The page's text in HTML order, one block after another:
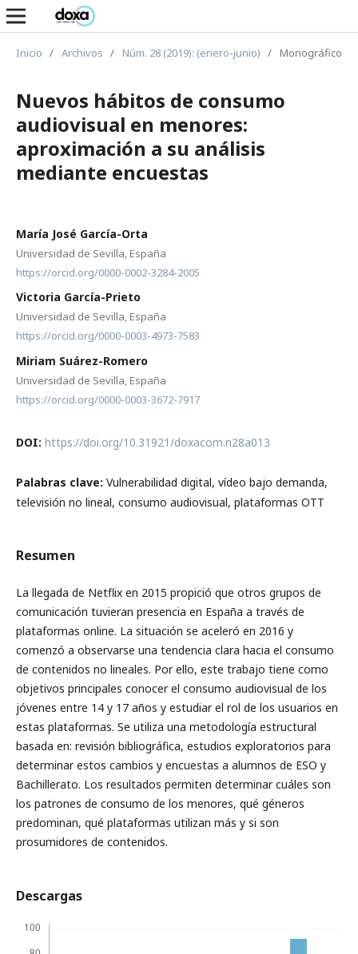
Inicio / Archivos / Núm. 28 (2019): (enero-junio) / Monográfico
Nuevos hábitos de consumo
audiovisual en menores:
aproximación a su análisis
mediante encuestas
María José García-Orta
Universidad de Sevilla, España
https://orcid.org/0000-0002-3284-2005
Victoria García-Prieto
Universidad de Sevilla, España
https://orcid.org/0000-0003-4973-7583
Miriam Suárez-Romero
Universidad de Sevilla, España
https://orcid.org/0000-0003-3672-7917
DOI: https://doi.org/10.31921/doxacom.n28a013
Palabras clave: Vulnerabilidad digital, vídeo bajo demanda,
televisión no lineal, consumo audiovisual, plataformas OTT
Resumen
La llegada de Netflix en 2015 propició que otros grupos de
comunicación tuvieran presencia en España a través de
plataformas online. La situación se aceleró en 2016 y
comenzó a observarse una tendencia clara hacia el consumo
de contenidos no lineales. Por ello, este trabajo tiene como
objetivos principales conocer el consumo audiovisual de los
jóvenes entre 14 y 17 años y estudiar el rol de los usuarios en
estas plataformas. Se utiliza una metodología estructural
basada en: revisión bibliográfica, estudios exploratorios para
determinar estos cambios y encuestas a alumnos de ESO y
Bachillerato. Los resultados permiten determinar cuáles son
los patrones de consumo de los menores, qué géneros
predominan, qué plataformas utilizan más y si son
prosumidores de contenidos.
Descargas